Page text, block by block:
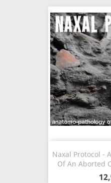
Naxal Protocol -
Of An Aborted